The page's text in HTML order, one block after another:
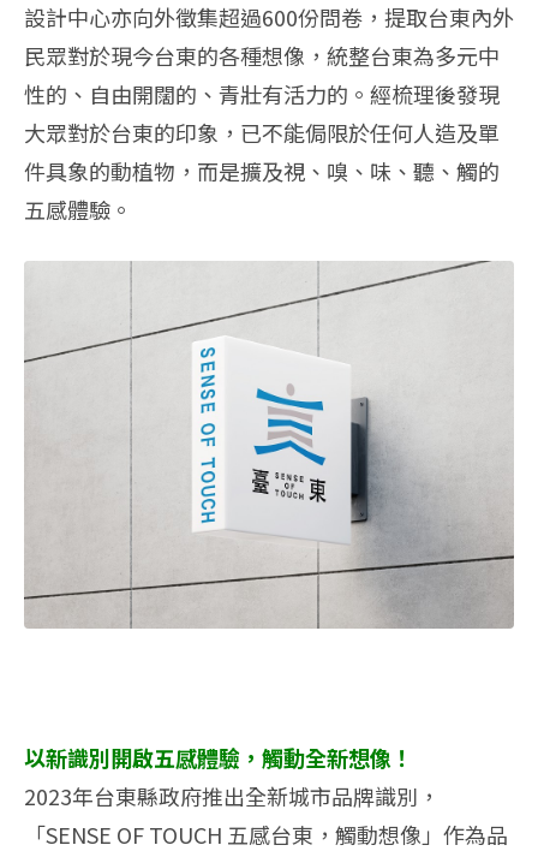
設計中心亦向外徵集超過600份問卷，提取台東內外
民眾對於現今台東的各種想像，統整台東為多元中
性的、自由開闊的、青壯有活力的。經梳理後發現
大眾對於台東的印象，已不能侷限於任何人造及單
件具象的動植物，而是擴及視、嗅、味、聽、觸的
五感體驗。
以新識別開啟五感體驗，觸動全新想像！
2023年台東縣政府推出全新城市品牌識別，
「SENSE OF TOUCH 五感台東，觸動想像」作為品